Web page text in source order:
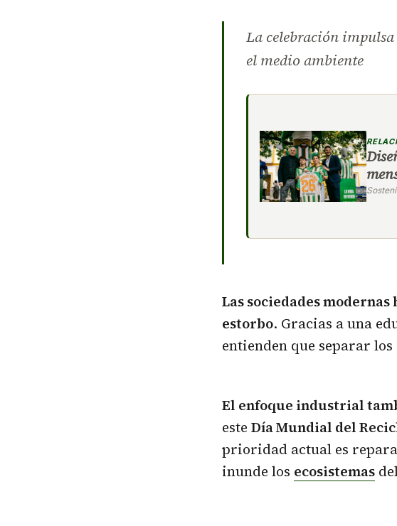
La celebración
el medio ambiente
Las sociedades
estorbo. Gracias a una
entienden que separar
El enfoque industrial
este Día Mundial del
prioridad actual es
inunde los ecosistemas